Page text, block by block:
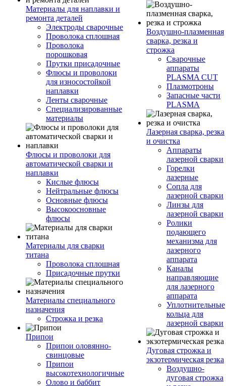
Материалы для наплавки и
ремонта деталей
Электроды сварочные
Проволока сплошная
Проволока
порошковая
Прутки присадочные
Флюсы и проволоки
для износостойкой
наплавки
Ленты сварочные
Специализированные
материалы
Флюсы и проволоки для
автоматической сварки и
наплавки
Кислые флюсы
Нейтральные флюсы
Основные флюсы
Высокоосновные
флюсы
Материалы для сварки
титана
Проволока сплошная
Присадочные прутки
Материалы специального
назначения
Строжка и резка
Припои
Припои оловянно-
свинцовые
Припои
высокотехнологичные
Олово и баббит
Воздушно-плазменная
сварка, резка и
строжка
Сварочные
аппараты
PLASMA CUT
Плазмотроны
Запасные части
PLASMA
Лазерная сварка, резка
и очистка
Аппараты
лазерной сварки
Горелки
лазерные
Сопла для
лазерной сварки
Линзы для
лазерной сварки
Ролики
подающего
механизма для
лазерного
аппарата
Каналы
направляющие
для лазерного
аппарата
Уплотнительные
кольца для
лазерной сварки
Дуговая строжка и
экзотермическая резка
Воздушно-
дуговая строжка